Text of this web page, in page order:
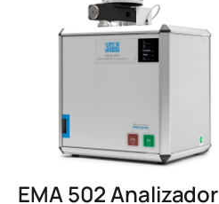
EMA 502 Analizador